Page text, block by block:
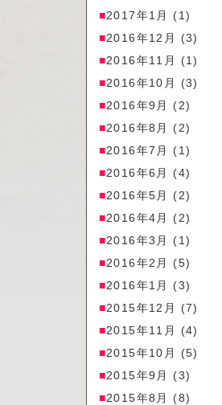
2017年1月
(1)
2016年12月
(3)
2016年11月
(1)
2016年10月
(3)
2016年9月
(2)
2016年8月
(2)
2016年7月
(1)
2016年6月
(4)
2016年5月
(2)
2016年4月
(2)
2016年3月
(1)
2016年2月
(5)
2016年1月
(3)
2015年12月
(7)
2015年11月
(4)
2015年10月
(5)
2015年9月
(3)
2015年8月
(8)